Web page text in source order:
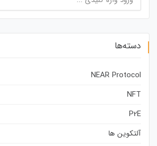
برای:
دسته‌ها
NEAR Protocol
NFT
P2E
آلتکوین ها